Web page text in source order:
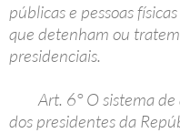
públicas e pessoas
que detenham ou
presidenciais.
Art. 6° O sistema de
dos presidentes da